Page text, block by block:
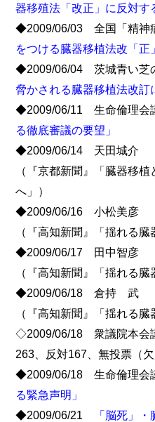
器移殖法「改正」に反対す
◆2009/06/03 全国「精神
をつける臓器移植法改「正
◆2009/06/04 茨城青い芝
脅かされる臓器移植法改訂
◆2009/06/11 生命倫理
る徹底審議の要望」
◆2009/06/14 天田城介
（『京都新聞』「臓器移
へ」）
◆2009/06/16 小松美彦
（『高知新聞』「揺れる臓
◆2009/06/17 田中智彦
（『高知新聞』「揺れる臓
◆2009/06/18 倉持 武
（『高知新聞』「揺れる臓
◇2009/06/18 衆議院本会
263、反対167、無投票（
◆2009/06/18 生命倫理
る緊急声明」
◆2009/06/21
「脳死」